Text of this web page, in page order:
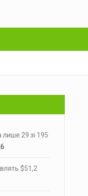
лише 29 зі 195
$51,2